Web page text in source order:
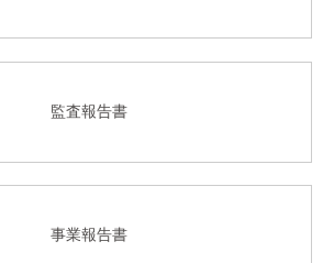
監査報告書
事業報告書